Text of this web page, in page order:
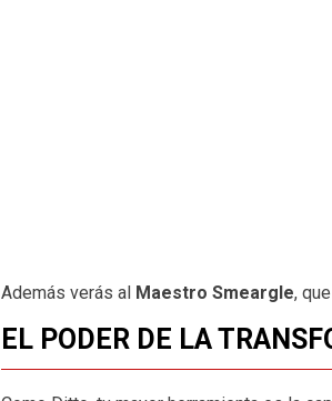
Además verás al Maestro Smeargle,
EL PODER DE LA